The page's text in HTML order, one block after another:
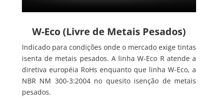
W-Eco (Livre de Metais Pesados)
Indicado para condições onde o mercado exige tintas
isenta de metais pesados. A linha W-Eco R atende a
diretiva européia RoHs enquanto que linha W-Eco, a
NBR NM 300-3:2004 no quesito isenção de metais
pesados.